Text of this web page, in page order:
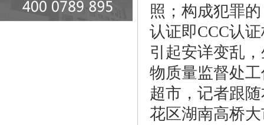
照；构成犯罪
认证即CCC认
引起安详变乱
物质量监督处
超市，记者跟
花区湖南高桥